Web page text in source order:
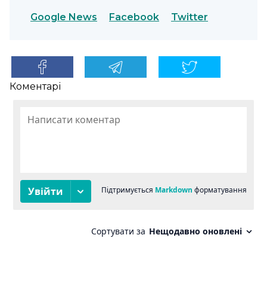
Google News Facebook Twitter
Коментарі